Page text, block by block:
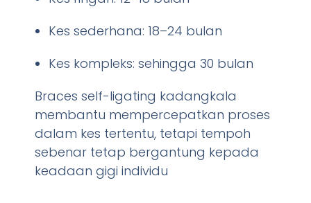
Kes sederhana: 18–24 bulan
Kes kompleks: sehingga 30 bulan
Braces self-ligating kadangkala
membantu mempercepatkan proses
dalam kes tertentu, tetapi tempoh
sebenar tetap bergantung kepada
keadaan gigi individu